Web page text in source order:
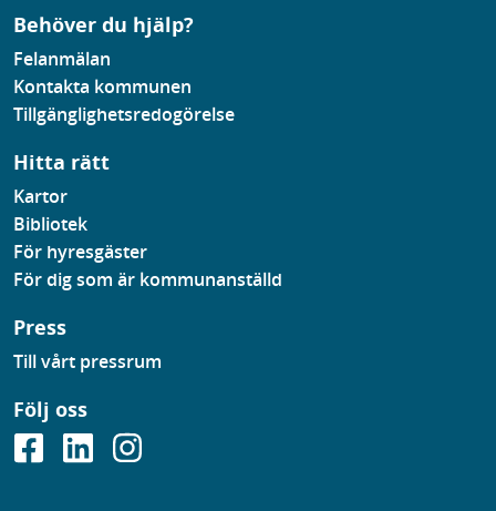
Behöver du hjälp?
Felanmälan
Kontakta kommunen
Tillgänglighetsredogörelse
Hitta rätt
Kartor
Bibliotek
För hyresgäster
För dig som är kommunanställd
Press
Till vårt pressrum
Följ oss